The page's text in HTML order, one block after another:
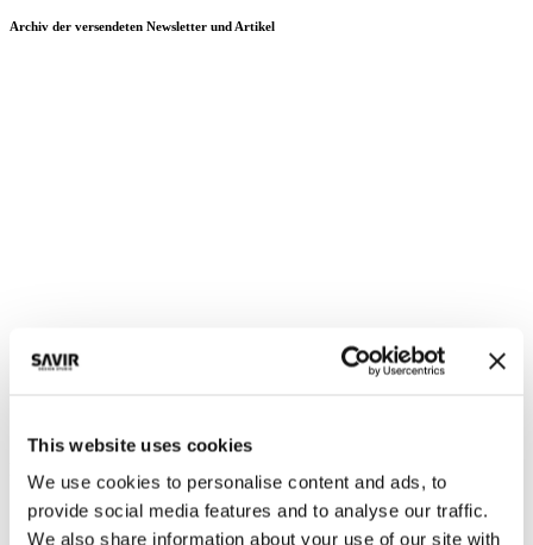
This website uses cookies
We use cookies to personalise content and ads, to
provide social media features and to analyse our traffic.
We also share information about your use of our site with
Archiv der versendeten Newsletter und Artikel